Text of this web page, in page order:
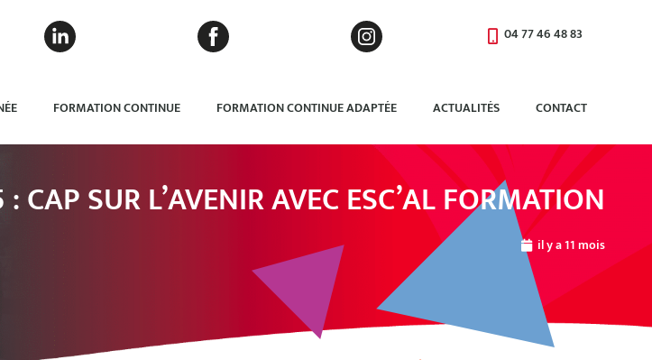
04 77 46 48 83
FORMATION CONTINUE FORMATION CONTINUE ADAPTÉE ACTUALITÉS CONTACT
CAP SUR L’AVENIR AVEC ESC’AL FORMATION
il y a 11 mois